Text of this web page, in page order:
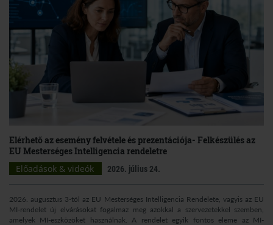
Elérhető az esemény felvétele és prezentációja- Felkészülés az
EU Mesterséges Intelligencia rendeletre
Előadások & videók
2026. július 24.
2026. augusztus 3-tól az EU Mesterséges Intelligencia Rendelete, vagyis az EU
MI-rendelet új elvárásokat fogalmaz meg azokkal a szervezetekkel szemben,
amelyek MI-eszközöket használnak. A rendelet egyik fontos eleme az MI-